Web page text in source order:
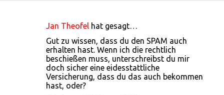
Jan Theofel hat gesagt…
Gut zu wissen, dass du den SPAM auch
erhalten hast. Wenn ich die rechtlich
beschießen muss, unterschreibst du mir
doch sicher eine eidesstattliche
Versicherung, dass du das auch bekommen
hast, oder?